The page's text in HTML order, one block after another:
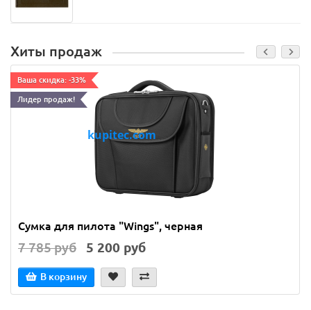
Хиты продаж
Ваша скидка: -33%
Лидер продаж!
Сумка для пилота "Wings", черная
7 785 руб 5 200 руб
В корзину